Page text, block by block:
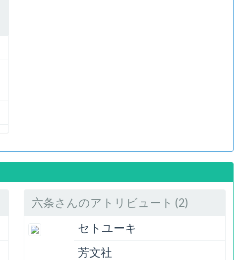
六条さんのアトリビュート (2)
セトユーキ
芳文社